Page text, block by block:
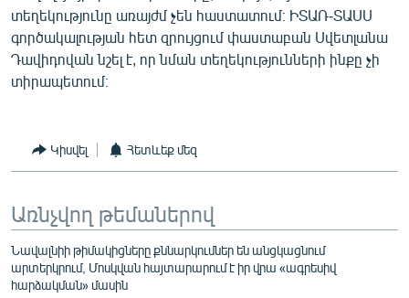
Русский
ՀԵՏԵՎԵՔ ՄԵԶ
տեղեկությունը առայժմ չեն հաստատում։ ԻՏԱՌ-ՏԱՍՍ
գործակալության հետ զրույցում փաստաբան Սվետլանա
Դավիդովան նշել է, որ նման տեղեկությունների ինքը չի
տիրապետում։
Կիսվել Հետևեք մեզ
Առնչվող թեմաներով
Նավալնիի թիմակիցները քննարկումներ են անցկացնում
արտերկրում, Մոսկվան հայտարարում է իր վրա «ագրեսիվ
հարձակման» մասին